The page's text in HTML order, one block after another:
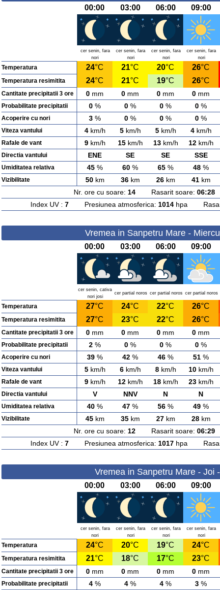
00:00 03:00 06:00 09:00
cer senin, fara
nori
cer senin, fara
nori
cer senin, fara
nori
cer senin, fara
nori
Temperatura 24°C 21°C 20°C 26°C
Temperatura resimitita 24°C 21°C 19°C 26°C
Cantitate precipitatii 3 ore 0 mm 0 mm 0 mm 0 mm
Probabilitate precipitatii 0 % 0 % 0 % 0 %
Acoperire cu nori 3 % 0 % 0 % 0 %
Viteza vantului 4km/h 5km/h 5km/h 4km/h
Rafale de vant 9km/h 15km/h 13km/h 12km/h
Directia vantului ENE SE SE SSE
Umiditatea relativa 45 % 60 % 65 % 48 %
Vizibilitate 50km 36km 26km 41km
Nr. ore cu soare: 14Rasarit soare: 06:28
Index UV : 7Presiunea atmosferica: 1014hpa
Vremea in Sanpetru Mare -
00:00 03:00 06:00 09:00
cer senin, cativa
nori josi
cer partial noros cer partial noros cer partial noros
Temperatura 27°C 24°C 22°C 26°C
Temperatura resimitita 27°C 23°C 22°C 26°C
Cantitate precipitatii 3 ore 0 mm 0 mm 0 mm 0 mm
Probabilitate precipitatii 2 % 0 % 0 % 0 %
Acoperire cu nori 39 % 42 % 46 % 51 %
Viteza vantului 5km/h 6km/h 8km/h 10km/h
Rafale de vant 9km/h 12km/h 18km/h 23km/h
Directia vantului V NNV N N
Umiditatea relativa 40 % 47 % 56 % 49 %
Vizibilitate 45km 35km 27km 28km
Nr. ore cu soare: 12Rasarit soare: 06:29
Index UV : 7Presiunea atmosferica: 1017hpa
Vremea in Sanpetru Mare - Joi
00:00 03:00 06:00 09:00
cer senin, fara
nori
cer senin, fara
nori
cer senin, fara
nori
cer senin, fara
nori
Temperatura 24°C 20°C 19°C 24°C
Temperatura resimitita 21°C 18°C 17°C 23°C
Cantitate precipitatii 3 ore 0 mm 0 mm 0 mm 0 mm
Probabilitate precipitatii 4 % 4 % 4 % 3 %